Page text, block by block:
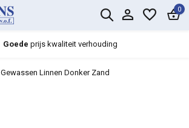
0
Goede prijs kwaliteit verhouding
Gewassen Linnen Donker Zand